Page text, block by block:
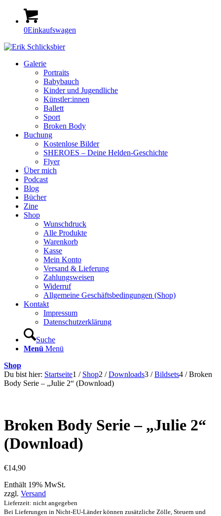
0Einkaufswagen
Galerie
Portraits
Babybauch
Kinder und Jugendliche
Künstler:innen
Ballett
Sport
Broken Body
Buchung
Kostenlose Bilder
SHEROES – Deine Helden-Geschichte
Flyer
Über mich
Podcast
Blog
Bücher
Zine
Shop
Wunschdruck
Alle Produkte
Warenkorb
Kasse
Mein Konto
Versand & Lieferung
Zahlungsweisen
Widerruf
Allgemeine Geschäftsbedingungen (Shop)
Kontakt
Impressum
Datenschutzerklärung
Suche
Menü Menü
Shop
Du bist hier: Startseite1 / Shop2 / Downloads3 / Bildsets4 / Broken
Body Serie – „Julie 2“ (Download)
Broken Body Serie – „Julie 2“
(Download)
€14,90
Enthält 19% MwSt.
zzgl. Versand
Lieferzeit: nicht angegeben
Bei Lieferungen in Nicht-EU-Länder können zusätzliche Zölle, Steuern und